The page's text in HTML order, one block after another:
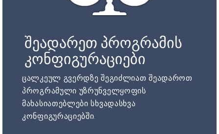
შეადარეთ პროგრამის
კონფიგურაციები
ცალკეულ გვერდზე შეგიძლიათ შეადაროთ
პროგრამული უზრუნველყოფის
მახასიათებლები სხვადასხვა
კონფიგურაციებში.